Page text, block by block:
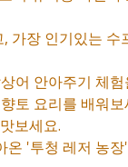
가장 인기있는 수
어 안아주기 체험
토 요리를 배워보
보세요.
온 '투청 레저 농